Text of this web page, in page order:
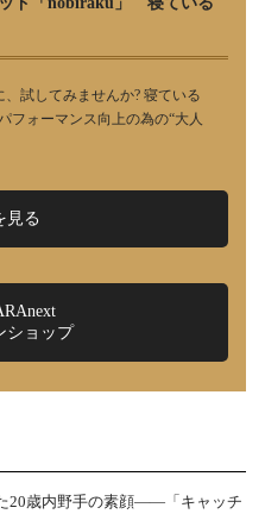
試してみませんか? 寝ている
フォーマンス向上の為の“大人
見る
ショップ
20歳内野手の素顔――「キャッチ